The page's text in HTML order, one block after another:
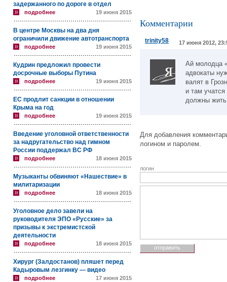
задержанного по дороге в отдел
подробнее 19 июня 2015
В центре Москвы на два дня
ограничили движение автотранспорта
подробнее 19 июня 2015
Кудрин предложил провести
досрочные выборы Путина
подробнее 19 июня 2015
ЕС продлит санкции в отношении
Крыма на год
подробнее 19 июня 2015
Введение уголовной ответственности
за надругательство над гимном
России поддержал ВС РФ
подробнее 18 июня 2015
Музыканты обвиняют «Нашествие» в
милитаризации
подробнее 18 июня 2015
Уголовное дело завели на
руководителя ЭПО «Русские» за
призывы к экстремистской
деятельности
подробнее 18 июня 2015
Хирург (Залдостанов) пляшет перед
Кадыровым лезгинку — видео
подробнее 17 июня 2015
Комментарии
trinity58 17 июня 2012,
Ай молодца
адвокаты
валят в
и там
должны жить
Для добавления
логином и паролем.
логин